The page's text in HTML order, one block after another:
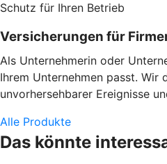
Schutz für Ihren Betrieb
Versicherungen für
Als Unternehmerin oder
Ihrem Unternehmen passt. Wir
unvorhersehbarer Ereignisse
Alle Produkte
Das könnte